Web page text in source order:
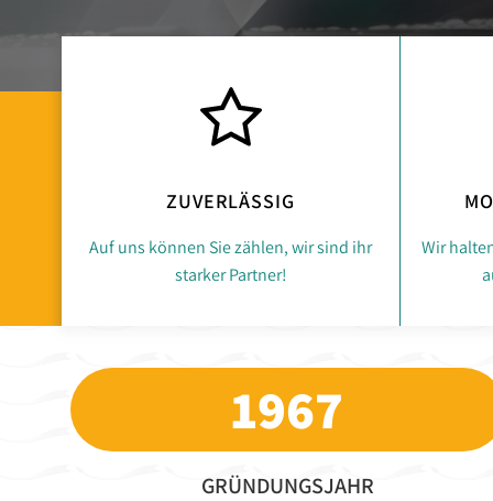
ZUVERLÄSSIG
Auf uns können Sie zählen, wir sind ihr
starker Partner!
Wir
1967
GRÜNDUNGSJAHR